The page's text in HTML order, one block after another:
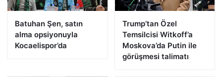
Batuhan Şen, satın
alma opsiyonuyla
Kocaelispor’da
Trump’tan Özel
Temsilcisi Witkoff’a
Moskova’da Putin ile
görüşmesi talimatı